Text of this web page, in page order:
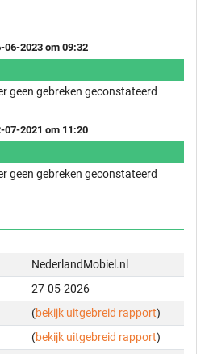
06-2023 om 09:32
geen gebreken geconstateerd
07-2021 om 11:20
geen gebreken geconstateerd
NederlandMobiel.nl
27-05-2026
(bekijk uitgebreid rapport)
(bekijk uitgebreid rapport)